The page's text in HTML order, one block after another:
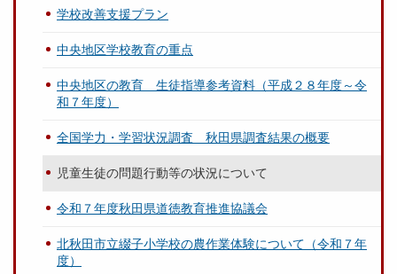
学校改善支援プラン
中央地区学校教育の重点
中央地区の教育 生徒指導参考資料（平成２８年度～令
和７年度）
全国学力・学習状況調査 秋田県調査結果の概要
児童生徒の問題行動等の状況について
令和７年度秋田県道徳教育推進協議会
北秋田市立綴子小学校の農作業体験について（令和７年
度）